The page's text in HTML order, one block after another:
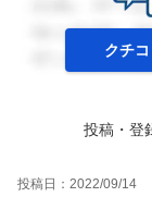
クチ
投稿・登
投稿日： 2022/09/14